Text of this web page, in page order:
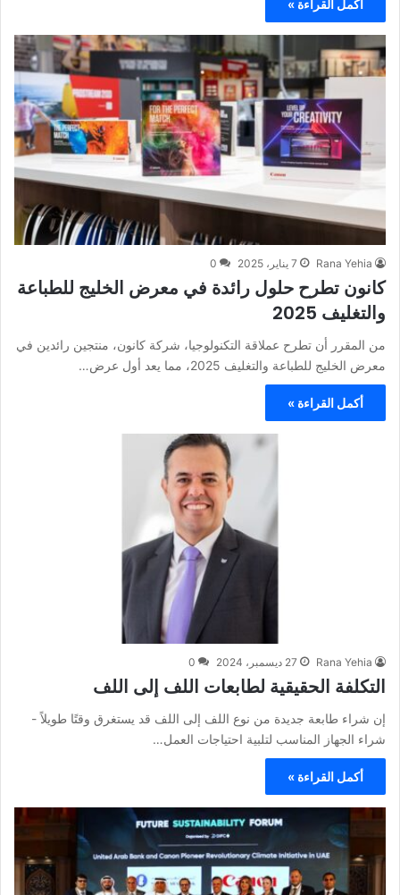
أكمل القراءة »
Rana Yehia 7 يناير، 2025 0
كانون تطرح حلول رائدة في معرض الخليج للطباعة
والتغليف 2025
من المقرر أن تطرح عملاقة التكنولوجيا، شركة كانون، منتجين رائدين في
معرض الخليج للطباعة والتغليف 2025، مما يعد أول عرض…
أكمل القراءة »
Rana Yehia 27 ديسمبر، 2024 0
التكلفة الحقيقية لطابعات اللف إلى اللف
إن شراء طابعة جديدة من نوع اللف إلى اللف قد يستغرق وقتًا طويلاً -
شراء الجهاز المناسب لتلبية احتياجات العمل…
أكمل القراءة »